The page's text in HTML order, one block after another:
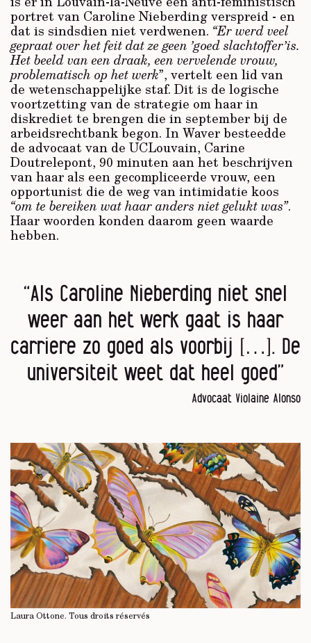
portret van Caroline Nieberding verspreid - en
dat is sindsdien niet verdwenen. “Er werd veel
gepraat over het feit dat ze geen ’goed slachtoffer’is.
Het beeld van een draak, een vervelende vrouw,
problematisch op het werk”, vertelt een lid van
de wetenschappelijke staf. Dit is de logische
voortzetting van de strategie om haar in
diskrediet te brengen die in september bij de
arbeidsrechtbank begon. In Waver besteedde
de advocaat van de UCLouvain, Carine
Doutrelepont, 90 minuten aan het beschrijven
van haar als een gecompliceerde vrouw, een
opportunist die de weg van intimidatie koos
“om te bereiken wat haar anders niet gelukt was”.
Haar woorden konden daarom geen waarde
hebben.
“Als Caroline Nieberding niet snel
weer aan het werk gaat is haar
carriere zo goed als voorbij […]. De
universiteit weet dat heel goed”
Advocaat Violaine Alonso
Laura Ottone. Tous droits réservés